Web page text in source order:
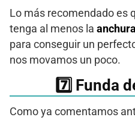
Lo más recomendado es
tenga al menos la
para conseguir un
nos movamos un poco.
7️⃣ Funda
Como ya comentamos